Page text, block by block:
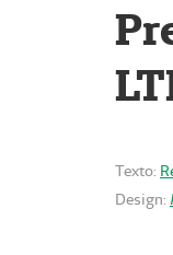
Texto:
Design: